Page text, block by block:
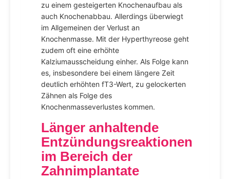
zu einem gesteigerten Knochenaufbau als
auch Knochenabbau. Allerdings überwiegt
im Allgemeinen der Verlust an
Knochenmasse. Mit der Hyperthyreose geht
zudem oft eine erhöhte
Kalziumausscheidung einher. Als Folge kann
es, insbesondere bei einem längere Zeit
deutlich erhöhten fT3-Wert, zu gelockerten
Zähnen als Folge des
Knochenmasseverlustes kommen.
Länger anhaltende
Entzündungsreaktionen
im Bereich der
Zahnimplantate